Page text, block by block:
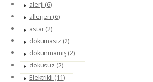
alerji (6)
allerjen (6)
astar (2)
dokumasız (2)
dokunmamış (2)
dokusuz (2)
Elektrikli (11)